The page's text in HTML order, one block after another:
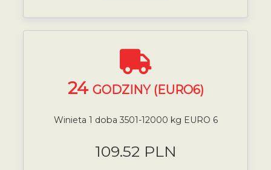
24 GODZINY (EURO6)
Winieta 1 doba 3501-12000 kg EURO 6
109.52 PLN